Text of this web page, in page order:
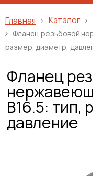
Главная Каталог
Фланец резьбовой
размер, диаметр,
Фланец
B16.5: тип,
давление